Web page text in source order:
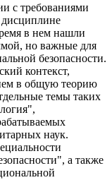
с требованиями
дисциплине
в нем нашли
но важные для
безопасности.
контекст,
в общую теорию
темы таких
наук.
а также